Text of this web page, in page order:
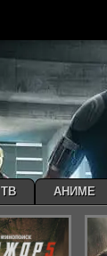
ТВ АНИМЕ